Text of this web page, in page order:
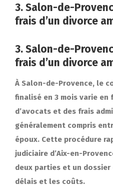
3. Salon-de-
frais d’un divorce
3. Salon-de-
frais d’un divorce
À Salon-de-Provence, le
finalisé en 3 mois varie
d’avocats et des frais
généralement compris
époux. Cette procédure
judiciaire d’Aix-en-
deux parties et un
délais et les coûts.